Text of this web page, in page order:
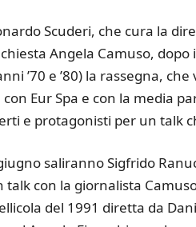
Scuderi, che cura la
Angela Camuso,
’70 e ’80) la rassegna,
Eur Spa e con la media
e protagonisti per un talk
saliranno Sigfrido
con la giornalista
del 1991 diretta da